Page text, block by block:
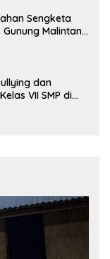
Sengketa
Malintang
dan
VII SMP di